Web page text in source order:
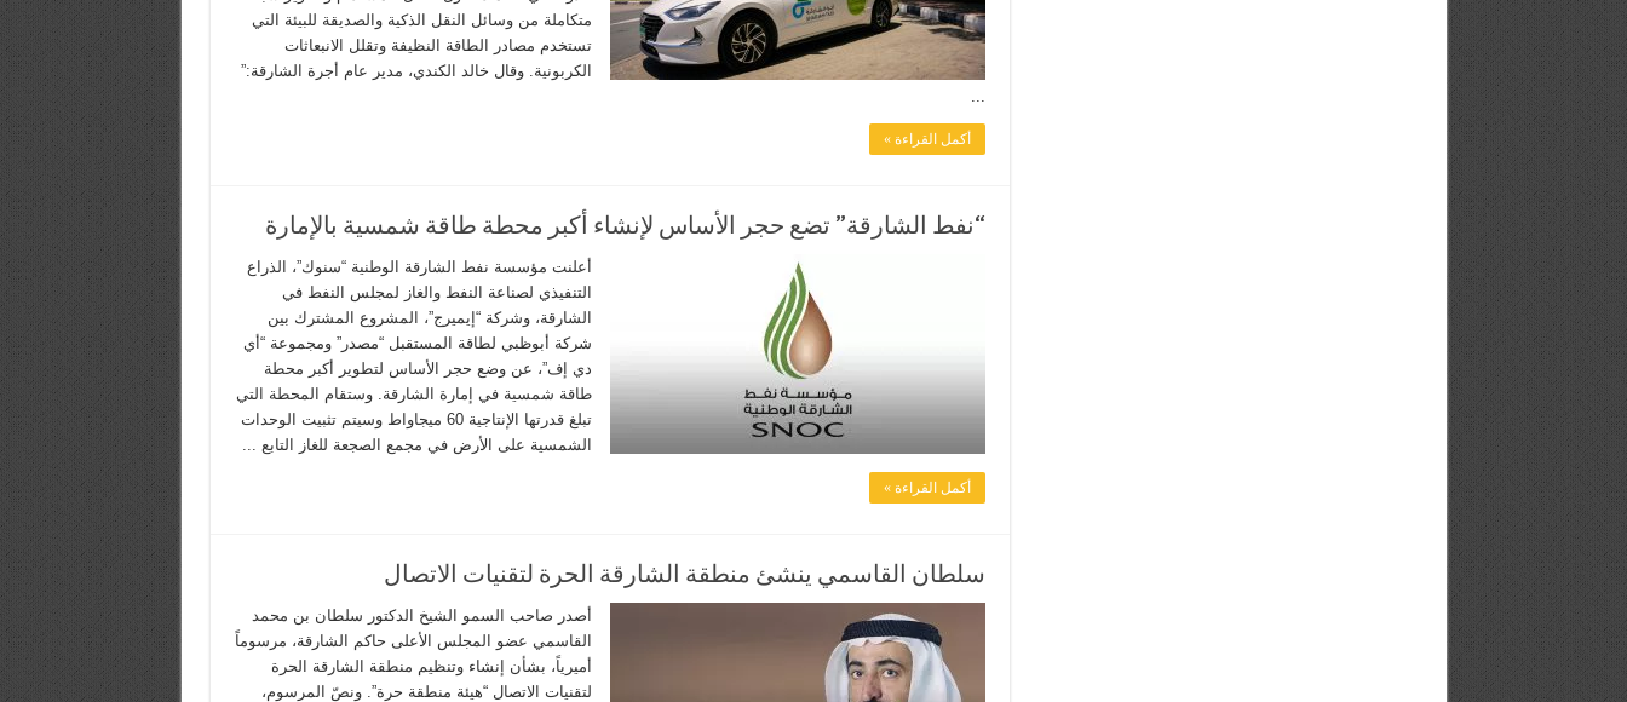
متكاملة من وسائل النقل الذكية والصديقة للبيئة التي
تستخدم مصادر الطاقة النظيفة وتقلل الانبعاثات
الكربونية. وقال خالد الكندي، مدير عام أجرة الشارقة:”
أكمل القراءة »
“نفط الشارقة” تضع حجر الأساس لإنشاء أكبر محطة طاقة شمسية بالإمارة
أعلنت مؤسسة نفط الشارقة الوطنية “سنوك”، الذراع
التنفيذي لصناعة النفط والغاز لمجلس النفط في
الشارقة، وشركة “إيميرج”، المشروع المشترك بين
شركة أبوظبي لطاقة المستقبل “مصدر” ومجموعة “أي
دي إف”، عن وضع حجر الأساس لتطوير أكبر محطة
طاقة شمسية في إمارة الشارقة. وستقام المحطة التي
تبلغ قدرتها الإنتاجية 60 ميجاواط وسيتم تثبيت الوحدات
الشمسية على الأرض في مجمع الصجعة للغاز التابع ...
أكمل القراءة »
سلطان القاسمي ينشئ منطقة الشارقة الحرة لتقنيات الاتصال
أصدر صاحب السمو الشيخ الدكتور سلطان بن محمد
القاسمي عضو المجلس الأعلى حاكم الشارقة، مرسوماً
أميرياً، بشأن إنشاء وتنظيم منطقة الشارقة الحرة
لتقنيات الاتصال “هيئة منطقة حرة”. ونصّ المرسوم،